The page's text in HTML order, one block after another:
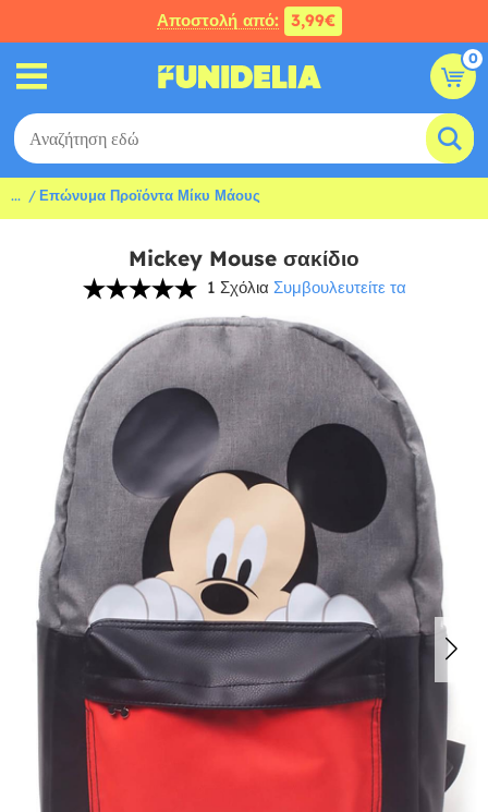
Αποστολή από: 3,99€
0
... Επώνυμα Προϊόντα Μίκυ Μάους
Mickey Mouse σακίδιο
1 Σχόλια Συμβουλευτείτε τα